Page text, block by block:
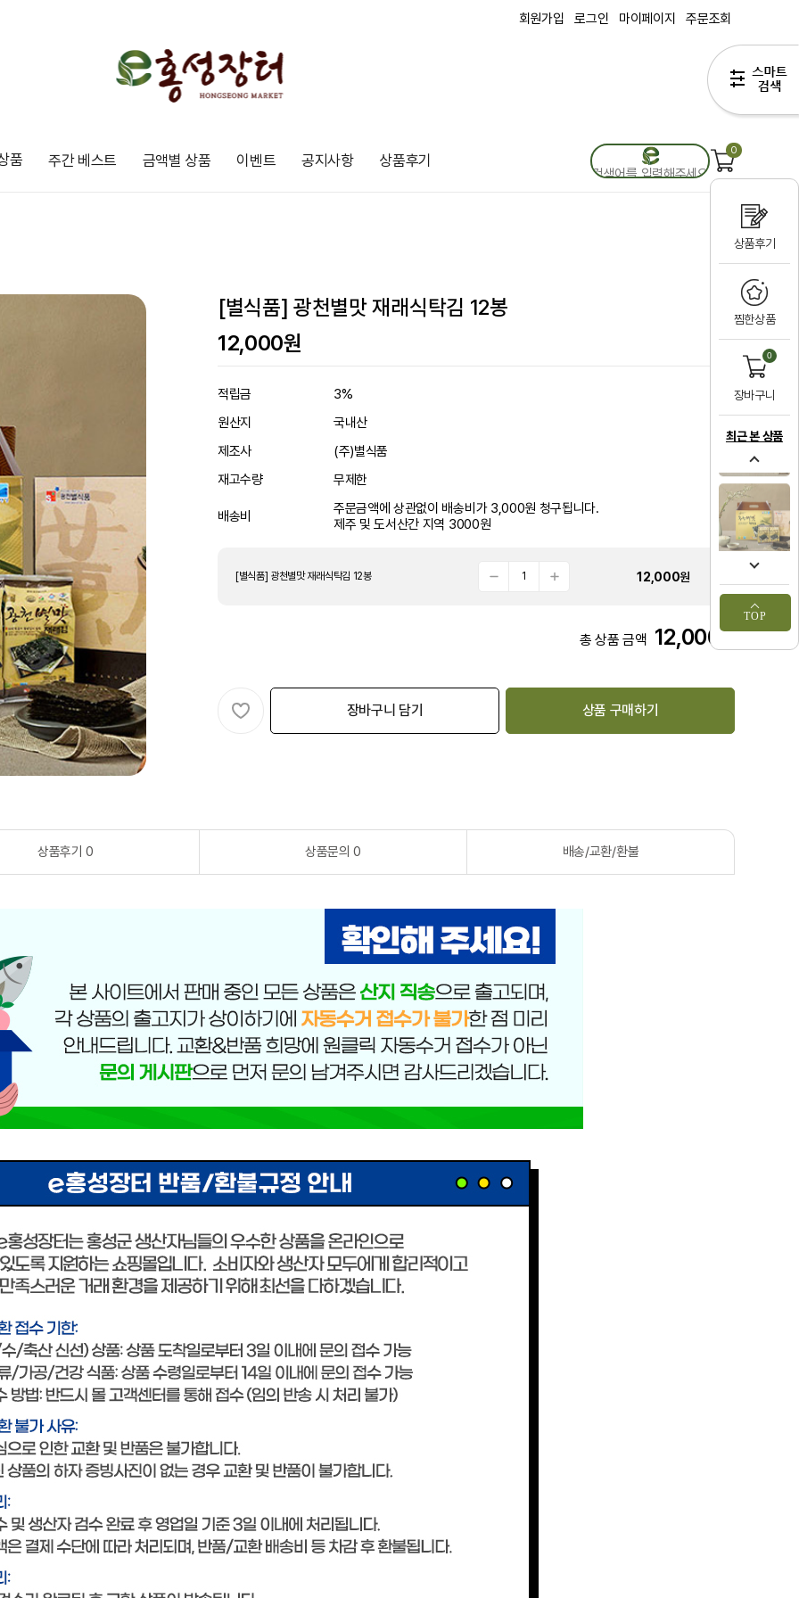
상품후기
찜한상품
0
장바구니
최근 본 상품
TOP
회원가입 로그인 마이페이지 주문조회
품 주간 베스트 금액별 상품 이벤트 공지사항 상품후기
0
[별식품] 광천별맛 재래식탁김 12봉
12,000원
적립금
3%
원산지
국내산
제조사
(주)별식품
재고수량
무제한
배송비
주문금액에 상관없이 배송비가 3,000원 청구됩니다.
제주 및 도서산간 지역 3000원
[별식품] 광천별맛 재래식탁김 12봉 12,000원
총 상품 금액 12,000원
장바구니 담기 상품 구매하기
상품후기 0 상품문의 0 배송/교환/환불